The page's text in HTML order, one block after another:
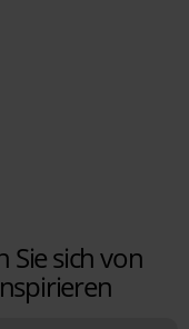
Sie sich von